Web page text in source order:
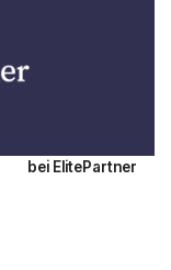
bei ElitePartner